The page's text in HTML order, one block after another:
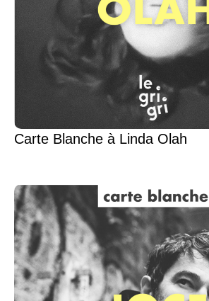
Carte Blanche à Linda Olah